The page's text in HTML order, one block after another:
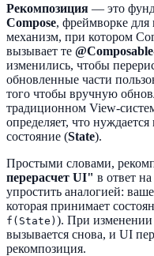
Рекомпозиция — это
Compose, фреймворке
механизм, при котором
вызывает те
изменились, чтобы
обновленные части
того чтобы вручную
традиционном View-
определяет, что
состояние (State).
Простыми словами,
перерасчет UI" в ответ
упростить аналогией:
которая принимает
f(State) ). При изменении
вызывается снова, и UI
рекомпозиция.